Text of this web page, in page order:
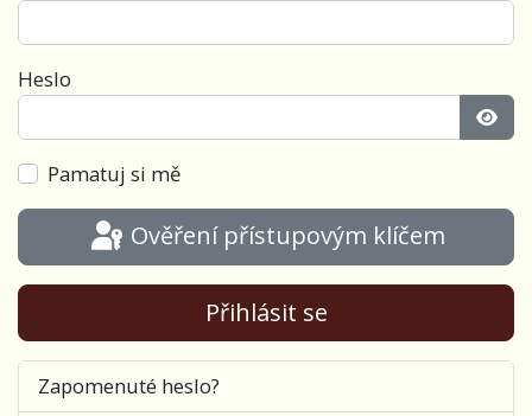
Heslo
Pamatuj si mě
Ověření přístupovým klíčem
Přihlásit se
Zapomenuté heslo?